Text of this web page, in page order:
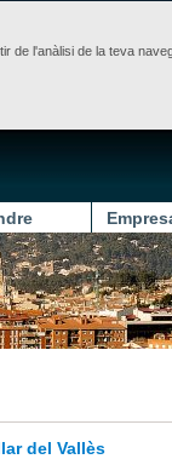
l'anàlisi de la teva
del Vallès